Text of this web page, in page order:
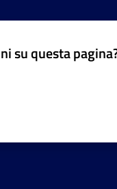
su questa